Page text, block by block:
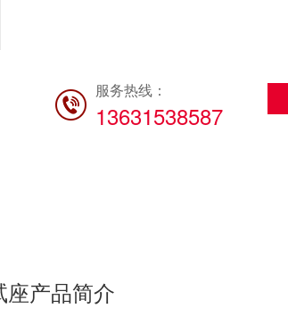
服务热线：
13631538587
座产品简介